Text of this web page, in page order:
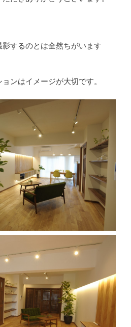
するのとは全然ちがいます
ンはイメージが大切です。